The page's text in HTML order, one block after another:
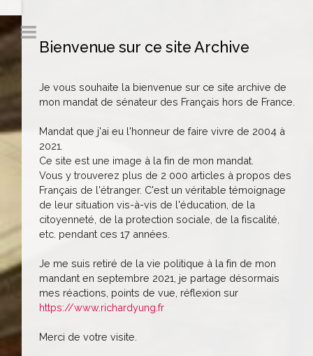
Bienvenue sur ce site Archive
Je vous souhaite la bienvenue sur ce site archive de
mon mandat de sénateur des Français hors de France.
Mandat que j'ai eu l'honneur de faire vivre de 2004 à
2021.
Ce site est une image à la fin de mon mandat.
Vous y trouverez plus de 2 000 articles à propos des
Français de l'étranger. C'est un véritable témoignage
de leur situation vis-à-vis de l'éducation, de la
citoyenneté, de la protection sociale, de la fiscalité,
etc. pendant ces 17 années.
Je me suis retiré de la vie politique à la fin de mon
mandant en septembre 2021, je partage désormais
mes réactions, points de vue, réflexion sur
https://www.richardyung.fr
Merci de votre visite.